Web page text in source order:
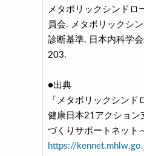
メタボリックシンドロ
員会. メタボリックシ
診断基準. 日本内科学
203.
●出典
「メタボリックシンド
健康日本21アクション
づくりサポートネット
https://